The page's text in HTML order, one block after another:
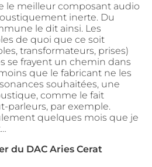
le meilleur composant audio
inerte. Du
le dit ainsi. Les
de quoi que ce soit
transformateurs, prises)
se frayent un chemin dans
que le fabricant ne les
souhaitées, une
comme le fait
parleurs, par exemple.
quelques mois que je
du DAC Aries Cerat